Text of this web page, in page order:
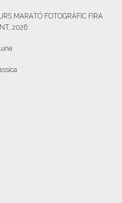
MARATÓ FOTOGRÀFIC FIRA
2026